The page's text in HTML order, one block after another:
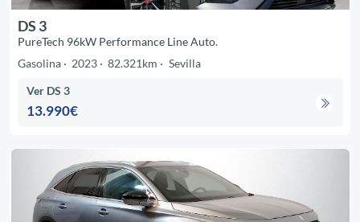
DS 3
PureTech 96kW Performance Line Auto.
Gasolina
2023 82.321km Sevilla
Ver DS 3
13.990€